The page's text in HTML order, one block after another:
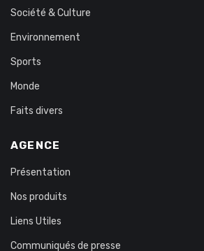
Société & Culture
Environnement
Sports
Monde
Faits divers
AGENCE
Présentation
Nos produits
Liens Utiles
Communiqués de presse